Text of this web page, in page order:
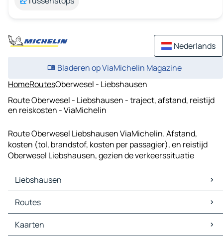
Nederlands
Bladeren op ViaMichelin Magazine
HomeRoutesOberwesel - Liebshausen
Route Oberwesel - Liebshausen - traject, afstand, reistijd
en reiskosten - ViaMichelin
Route Oberwesel Liebshausen ViaMichelin. Afstand,
kosten (tol, brandstof, kosten per passagier), en reistijd
Oberwesel Liebshausen, gezien de verkeerssituatie
Liebshausen
Liebshausen Kaarten
Liebshausen Verkeer
Liebshausen Hotels
Liebshausen Restaurants
Routes
Routes Liebshausen - Simmern/Hunsrück
Routes Liebshausen - Kaub
Kaarten